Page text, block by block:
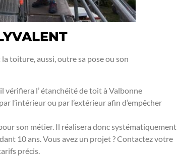
toiture, aussi, outre sa pose ou son
vérifiera l’ étanchéité de toit à Valbonne
l’intérieur ou par l’extérieur afin d’empêcher
son métier. Il réalisera donc systématiquement
10 ans. Vous avez un projet ? Contactez votre
précis.